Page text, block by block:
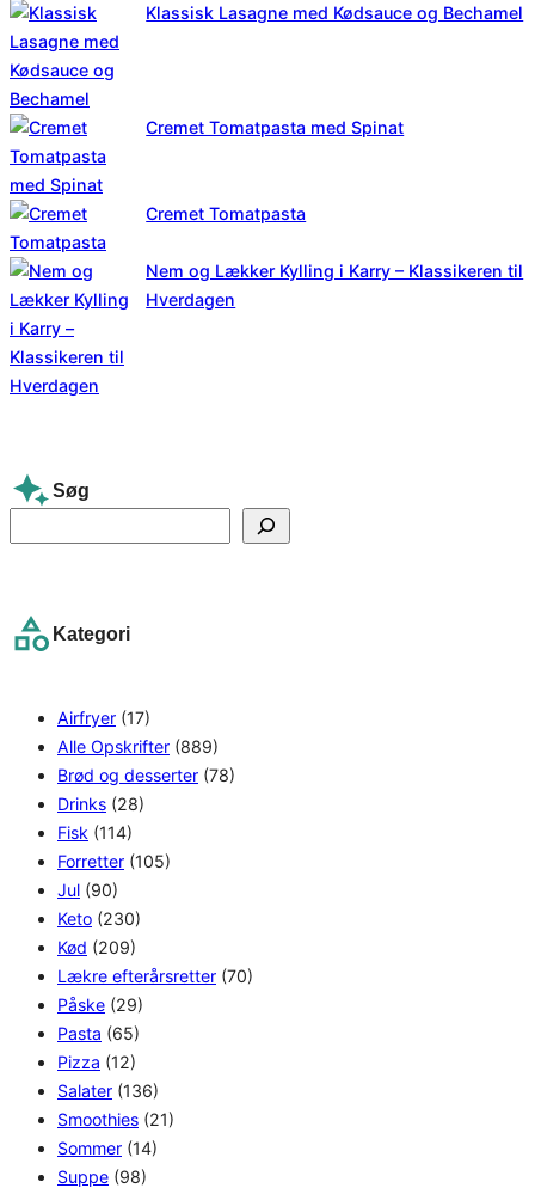
Klassisk Lasagne med Kødsauce og Bechamel
Cremet Tomatpasta med Spinat
Cremet Tomatpasta
Nem og Lækker Kylling i Karry – Klassikeren til
Hverdagen
Søg
e
c
Kategori
Airfryer (17)
Alle Opskrifter (889)
Brød og desserter (78)
Drinks (28)
Fisk (114)
Forretter (105)
Jul (90)
Keto (230)
Kød (209)
Lækre efterårsretter (70)
Påske (29)
Pasta (65)
Pizza (12)
Salater (136)
Smoothies (21)
Sommer (14)
Suppe (98)